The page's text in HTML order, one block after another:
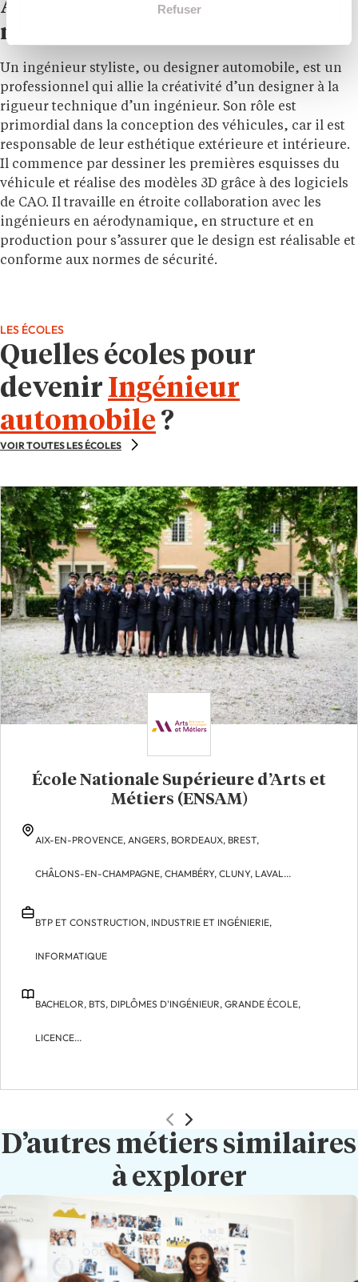
Refuser
À ne pas confondre avec le
métier de designer automobile :
Un ingénieur styliste, ou designer automobile, est un
professionnel qui allie la créativité d’un designer à la
rigueur technique d’un ingénieur. Son rôle est
primordial dans la conception des véhicules, car il est
responsable de leur esthétique extérieure et intérieure.
Il commence par dessiner les premières esquisses du
véhicule et réalise des modèles 3D grâce à des logiciels
de CAO. Il travaille en étroite collaboration avec les
ingénieurs en aérodynamique, en structure et en
production pour s’assurer que le design est réalisable et
conforme aux normes de sécurité.
LES ÉCOLES
Quelles écoles pour
devenir Ingénieur
automobile ?
VOIR TOUTES LES ÉCOLES
École Nationale Supérieure d’Arts et
Métiers (ENSAM)
AIX-EN-PROVENCE,ANGERS, BORDEAUX, BREST,
CHÂLONS-EN-CHAMPAGNE,CHAMBÉRY,CLUNY, LAVAL...
BTP ET CONSTRUCTION, INDUSTRIE ET INGÉNIERIE,
INFORMATIQUE
BACHELOR, BTS, DIPLÔMES D'INGÉNIEUR,GRANDE ÉCOLE,
LICENCE...
D’autres métiers similaires
à explorer